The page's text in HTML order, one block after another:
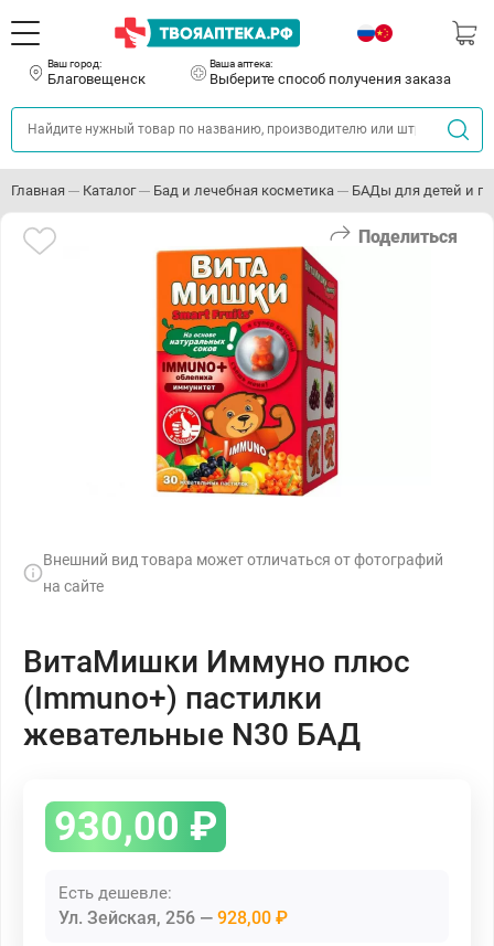
Ваш город:
Благовещенск
Ваша аптека:
Выберите способ получения заказа
Главная Каталог Бад и лечебная косметика БАДы для детей и
Поделиться
Внешний вид товара может отличаться от фотографий
на сайте
ВитаМишки Иммуно плюс
(Immuno+) пастилки
жевательные N30 БАД
930,00 ₽
Есть дешевле:
Ул. Зейская, 256 928,00 ₽